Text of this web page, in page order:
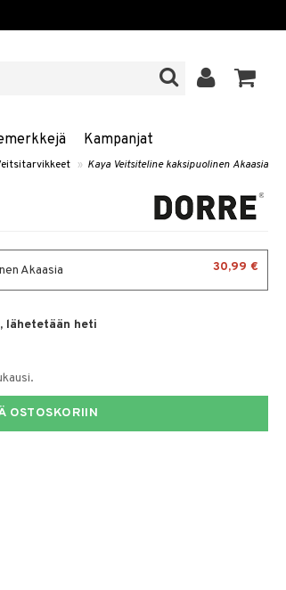
Kampanjat
» Kaya Veitsiteline kaksipuolinen Akaasia
Akaasia 30,99 €
lähetetään heti
OSTOSKORIIN